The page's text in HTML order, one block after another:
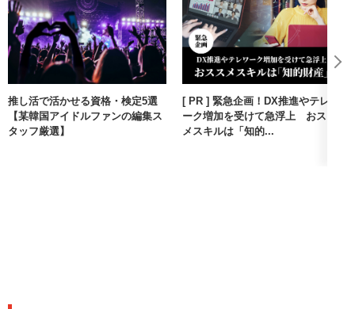
推し活で活かせる資格・検定5選
【某韓国アイドルファンの編集ス
タッフ厳選】
[ PR ] 緊急企画！DX推進やテレワ
ーク増加を受けて急浮上 おスス
メスキルは「知的...